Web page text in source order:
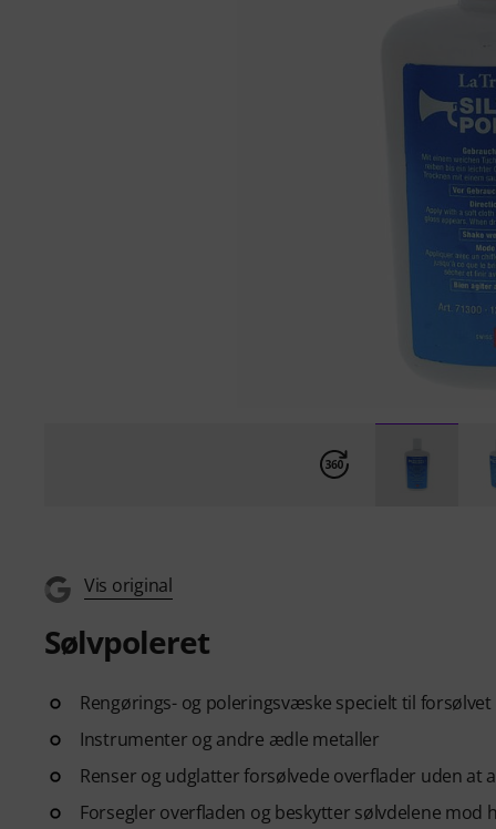
Vis original
Sølvpoleret
Rengørings- og poleringsvæske specielt til
Instrumenter og andre ædle metaller
Renser og udglatter forsølvede overflader uden
Forsegler overfladen og beskytter sølvdelene mod